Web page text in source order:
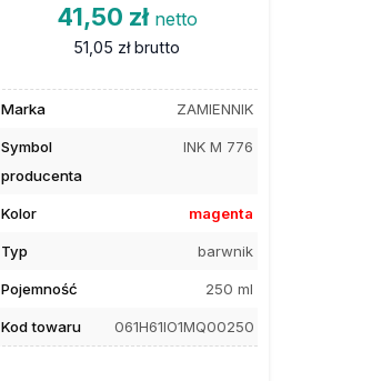
41,50 zł netto
51,05 zł brutto
Marka ZAMIENNIK
Symbol
producenta
INK M 776
Kolor magenta
Typ barwnik
Pojemność 250 ml
Kod towaru 061H61IO1MQ00250